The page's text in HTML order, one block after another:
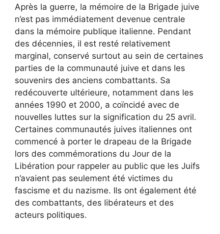
Après la guerre, la mémoire de la Brigade juive
n’est pas immédiatement devenue centrale
dans la mémoire publique italienne. Pendant
des décennies, il est resté relativement
marginal, conservé surtout au sein de certaines
parties de la communauté juive et dans les
souvenirs des anciens combattants. Sa
redécouverte ultérieure, notamment dans les
années 1990 et 2000, a coïncidé avec de
nouvelles luttes sur la signification du 25 avril.
Certaines communautés juives italiennes ont
commencé à porter le drapeau de la Brigade
lors des commémorations du Jour de la
Libération pour rappeler au public que les Juifs
n’avaient pas seulement été victimes du
fascisme et du nazisme. Ils ont également été
des combattants, des libérateurs et des
acteurs politiques.